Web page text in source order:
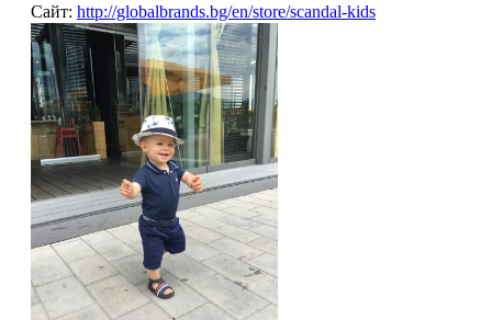
Сайт: http://globalbrands.bg/en/store/scandal-kids